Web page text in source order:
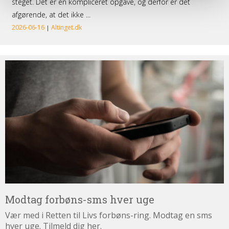
uge
Modtag forbøns-sms hver uge
Vær med i Retten til Livs forbøns-ring. Modtag en sms
hver uge. Tilmeld dig her.